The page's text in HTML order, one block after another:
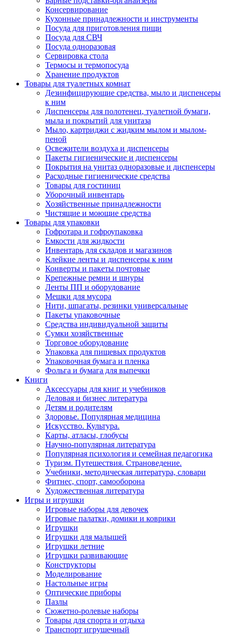
Консервирование
Кухонные принадлежности и инструменты
Посуда для приготовления пищи
Посуда для СВЧ
Посуда одноразовая
Сервировка стола
Термосы и термопосуда
Хранение продуктов
Товары для туалетных комнат
Дезинфицирующие средства, мыло и диспенсеры
к ним
Диспенсеры для полотенец, туалетной бумаги,
мыла и покрытий для унитаза
Мыло, картриджи с жидким мылом и мылом-
пеной
Освежители воздуха и диспенсеры
Пакеты гигиенические и диспенсеры
Покрытия на унитаз одноразовые и диспенсеры
Расходные гигиенические средства
Товары для гостиниц
Уборочный инвентарь
Хозяйственные принадлежности
Чистящие и моющие средства
Товары для упаковки
Гофротара и гофроупаковка
Емкости для жидкости
Инвентарь для складов и магазинов
Клейкие ленты и диспенсеры к ним
Конверты и пакеты почтовые
Крепежные ремни и шнуры
Ленты ПП и оборудование
Мешки для мусора
Нити, шпагаты, резинки универсальные
Пакеты упаковочные
Средства индивидуальной защиты
Сумки хозяйственные
Торговое оборудование
Упаковка для пищевых продуктов
Упаковочная бумага и пленка
Фольга и бумага для выпечки
Книги
Аксессуары для книг и учебников
Деловая и бизнес литература
Детям и родителям
Здоровье. Популярная медицина
Искусство. Культура.
Карты, атласы, глобусы
Научно-популярная литература
Популярная психология и семейная педагогика
Туризм. Путешествия. Страноведение.
Учебники, методическая литература, словари
Фитнес, спорт, самооборона
Художественная литература
Игры и игрушки
Игровые наборы для девочек
Игровые палатки, домики и коврики
Игрушки
Игрушки для малышей
Игрушки летние
Игрушки развивающие
Конструкторы
Моделирование
Настольные игры
Оптические приборы
Пазлы
Сюжетно-ролевые наборы
Товары для спорта и отдыха
Транспорт игрушечный